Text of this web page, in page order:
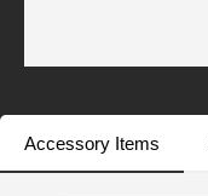
Accessory Items